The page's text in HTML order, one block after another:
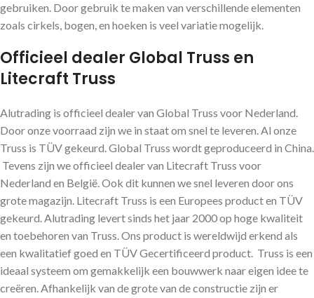
gebruiken. Door gebruik te maken van verschillende elementen
zoals cirkels, bogen, en hoeken is veel variatie mogelijk.
Officieel dealer Global Truss en
Litecraft Truss
Alutrading is officieel dealer van Global Truss voor Nederland.
Door onze voorraad zijn we in staat om snel te leveren. Al onze
Truss is TÜV gekeurd. Global Truss wordt geproduceerd in China.
Tevens zijn we officieel dealer van Litecraft Truss voor
Nederland en België. Ook dit kunnen we snel leveren door ons
grote magazijn. Litecraft Truss is een Europees product en TÜV
gekeurd. Alutrading levert sinds het jaar 2000 op hoge kwaliteit
en toebehoren van Truss. Ons product is wereldwijd erkend als
een kwalitatief goed en TÜV Gecertificeerd product. Truss is een
ideaal systeem om gemakkelijk een bouwwerk naar eigen idee te
creëren. Afhankelijk van de grote van de constructie zijn er